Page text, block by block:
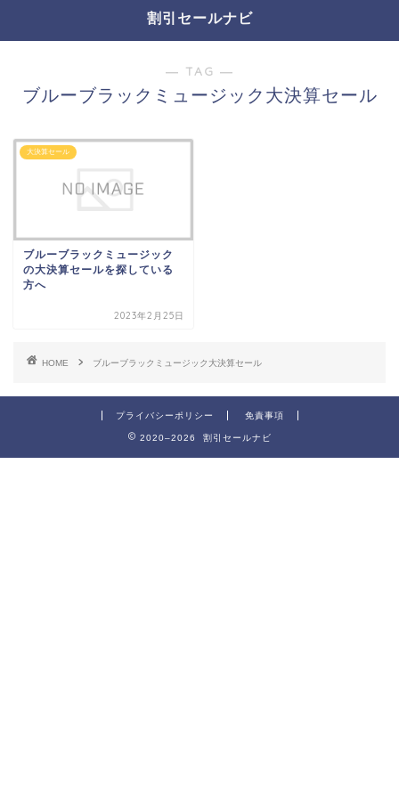
割引セールナビ
― TAG ―
ブルーブラックミュージック大決算セール
大決算セール
ブルーブラックミュージック
の大決算セールを探している
方へ
2023年2月25日
HOME ブルーブラックミュージック大決算セール
プライバシーポリシー 免責事項
2020–2026 割引セールナビ